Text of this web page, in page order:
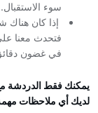
سوء الاستقبال.
إذا كان هناك
فتحدث معنا
في غضون
لديك أي ملاحظات